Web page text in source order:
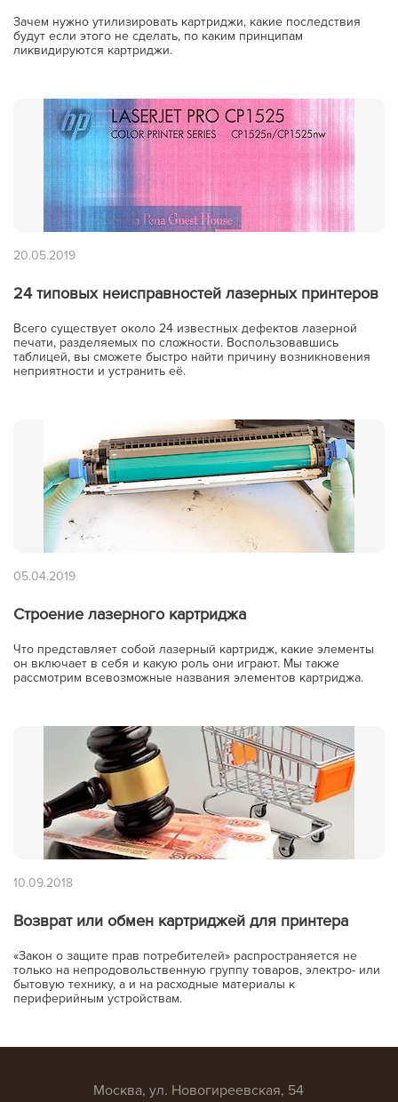
Зачем нужно утилизировать картриджи, какие последствия
будут если этого не сделать, по каким принципам
ликвидируются картриджи.
20.05.2019
24 типовых неисправностей лазерных принтеров
Всего существует около 24 известных дефектов лазерной
печати, разделяемых по сложности. Воспользовавшись
таблицей, вы сможете быстро найти причину возникновения
неприятности и устранить её.
05.04.2019
Строение лазерного картриджа
Что представляет собой лазерный картридж, какие элементы
он включает в себя и какую роль они играют. Мы также
рассмотрим всевозможные названия элементов картриджа.
10.09.2018
Возврат или обмен картриджей для принтера
«Закон о защите прав потребителей» распространяется не
только на непродовольственную группу товаров, электро- или
бытовую технику, а и на расходные материалы к
периферийным устройствам.
Москва, ул. Новогиреевская, 54